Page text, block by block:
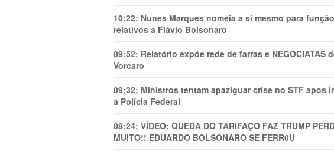
10:22: Nunes Marques nomeia a si mesmo para
relativos a Flávio Bolsonaro
09:52: Relatório expõe rede de farras e
Vorcaro
09:32: Ministros tentam apaziguar crise no STF apos
a Polícia Federal
08:24: VÍDEO: QUEDA DO TARIFAÇO FAZ TRUMP
MUITO!! EDUARDO BOLSONARO SE FERR0U